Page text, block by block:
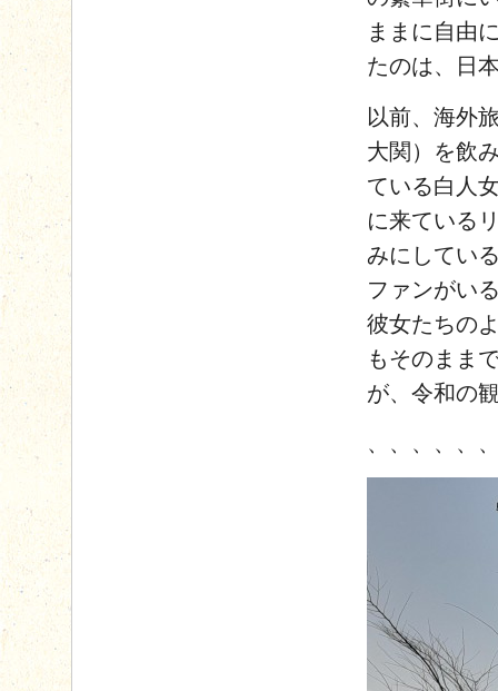
ままに自由
たのは、日
以前、海外
大関）を飲
ている白人
に来ている
みにしてい
ファンがい
彼女たちの
もそのまま
が、令和の
、、、、、